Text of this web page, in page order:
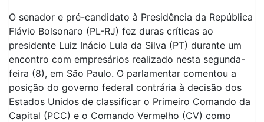
O senador e pré-candidato à Presidência da República
Flávio Bolsonaro (PL-RJ) fez duras críticas ao
presidente Luiz Inácio Lula da Silva (PT) durante um
encontro com empresários realizado nesta segunda-
feira (8), em São Paulo. O parlamentar comentou a
posição do governo federal contrária à decisão dos
Estados Unidos de classificar o Primeiro Comando da
Capital (PCC) e o Comando Vermelho (CV) como